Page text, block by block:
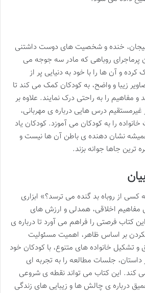
هیجان، خنده و شخصیت های دوست داشتنی
پرماجرای روباهی که مادر سه جوجه می
و آن ها را با خود به دنیایی پر از
زیبا و واضح، به کودکان کمک می کند تا
و مفاهیم را به راحتی درک نمایند. علاوه بر
درس هایی درباره ی مهربانی،
را به کودکان می آموزد. کودکان یاد
نشان دهنده ی باطن آن ها نیست و
ترین جاها جوانه بزند.
کسی از روباه بد گنده می ترسد؟» ابزاری
مفاهیم اخلاقی، همدلی و ارزش های
کتاب فرصتی را فراهم می آورد تا درباره ی
بر اساس ظاهر، اهمیت مسئولیت
تشکیل خانواده های متنوع، با کودکان خود
جلسات مطالعه را به تجربه ای
کند. این کتاب می تواند نقطه ی شروعی
درباره ی چالش ها و زیبایی های زندگی